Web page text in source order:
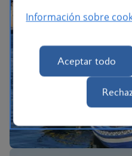
Información sobre
Aceptar todo